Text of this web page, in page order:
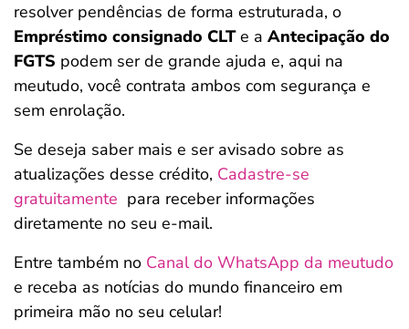
resolver pendências de forma estruturada, o
Empréstimo consignado CLTe a Antecipação do
FGTS podem ser de grande ajuda e, aqui na
meutudo, você contrata ambos com segurança e
sem enrolação.
Se deseja saber mais e ser avisado sobre as
atualizações desse crédito, Cadastre-se
gratuitamente para receber informações
diretamente no seu e-mail.
Entre também no Canal do WhatsApp da meutudo
e receba as notícias do mundo financeiro em
primeira mão no seu celular!